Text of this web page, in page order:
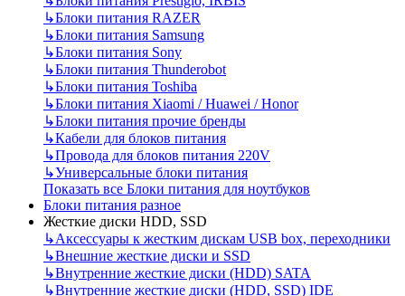
↳Блоки питания RAZER
↳Блоки питания Samsung
↳Блоки питания Sony
↳Блоки питания Thunderobot
↳Блоки питания Toshiba
↳Блоки питания Xiaomi / Huawei / Honor
↳Блоки питания прочие бренды
↳Кабели для блоков питания
↳Провода для блоков питания 220V
↳Универсальные блоки питания
Показать все Блоки питания для ноутбуков
Блоки питания разное
Жесткие диски HDD, SSD
↳Аксессуары к жестким дискам USB box, переходники
↳Внешние жесткие диски и SSD
↳Внутренние жесткие диски (HDD) SATA
↳Внутренние жесткие диски (HDD, SSD) IDE